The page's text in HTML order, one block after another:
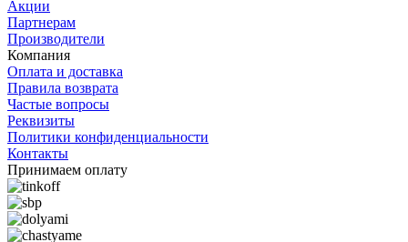
Акции
Партнерам
Производители
Компания
Оплата и доставка
Правила возврата
Частые вопросы
Реквизиты
Политики конфиденциальности
Контакты
Принимаем оплату